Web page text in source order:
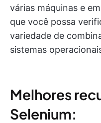
várias máquinas e
que você possa
variedade de
sistemas
Melhores
Selenium: